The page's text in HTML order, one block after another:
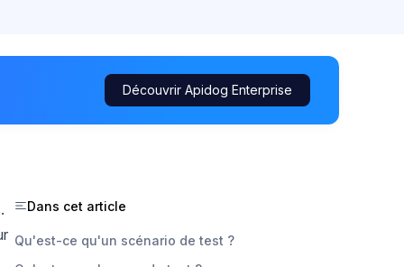
Découvrir Apidog Enterprise
Dans cet article
Qu'est-ce qu'un scénario de test ?